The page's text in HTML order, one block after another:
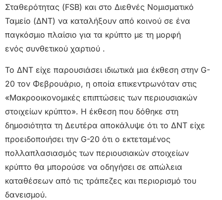
Σταθερότητας (FSB) και στο Διεθνές Νομισματικό
Ταμείο (ΔΝΤ) να καταλήξουν από κοινού σε ένα
παγκόσμιο πλαίσιο για τα κρύπτο με τη μορφή
ενός συνθετικού χαρτιού .
Το ΔΝΤ είχε παρουσιάσει ιδιωτικά μια έκθεση στην G-
20 τον Φεβρουάριο, η οποία επικεντρωνόταν στις
«Μακροοικονομικές επιπτώσεις των περιουσιακών
στοιχείων κρύπτο». Η έκθεση που δόθηκε στη
δημοσιότητα τη Δευτέρα αποκάλυψε ότι το ΔΝΤ είχε
προειδοποιήσει την G-20 ότι ο εκτεταμένος
πολλαπλασιασμός των περιουσιακών στοιχείων
κρύπτο θα μπορούσε να οδηγήσει σε απώλεια
καταθέσεων από τις τράπεζες και περιορισμό του
δανεισμού.